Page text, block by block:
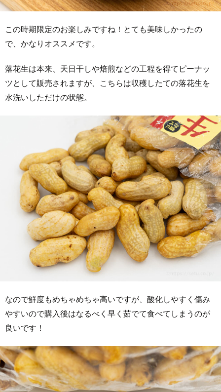
この時期限定のお楽しみですね！とても美味しかったの
で、かなりオススメです。
落花生は本来、天日干しや焙煎などの工程を得てピーナッ
ツとして販売されますが、こちらは収穫したての落花生を
水洗いしただけの状態。
なので鮮度もめちゃめちゃ高いですが、酸化しやすく傷み
やすいので購入後はなるべく早く茹でて食べてしまうのが
良いです！